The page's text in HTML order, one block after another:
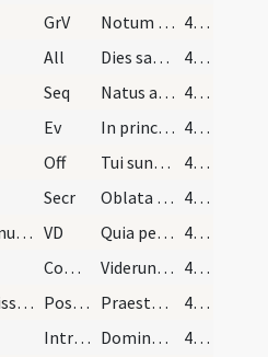
GrV Notum fecit Dominus salutare suum
47 (14r)
All Dies sanctificatus illuxit nobis
47 (14r)
Seq Natus ante saecula
47 (14r)
Ev In principio erat Verbum
47 (14r)
Off Tui sunt caeli
48 (14v)
Secr Oblata Domine munera nova Unigeniti tui nativitate
48 (14v)
Communicantes et diem dicitur illa die tantum. VD Quia per incarnati
48 (14v)
Comm Viderunt omnes fines terrae
48 (14v)
Ite missa est Postcomm Praesta quaesumus omnipotens Deus ut natus hodie Salvator
48 (14v)
IntrTrop Domine Iesu Christe summe princeps 48 (14v)